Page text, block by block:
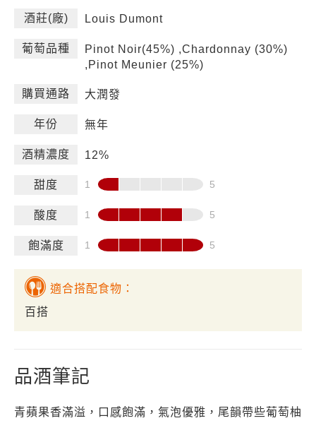
酒莊(廠) Louis Dumont
葡萄品種
Pinot Noir(45%) ,Chardonnay (30%)
,Pinot Meunier (25%)
購買通路 大潤發
年份 無年
酒精濃度 12%
甜度
酸度
飽滿度
適合搭配食物：
百搭
品酒筆記
青蘋果香滿溢，口感飽滿，氣泡優雅，尾韻帶些葡萄柚